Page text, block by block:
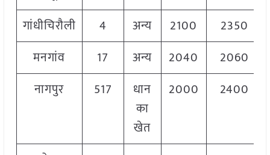
गांधीचिरौली
4 अन्य 2100
2350
मनगांव
17 अन्य 2040 2060
नागपुर
517
धान
का
खेत
2000 2400